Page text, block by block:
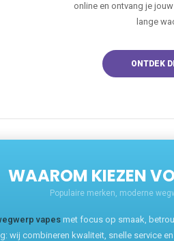
online en ontvang je
lange
ONTDEK
WAAROM KIEZEN
Populaire merken, moderne
vapes met focus op smaak,
wij combineren kwaliteit, snelle service